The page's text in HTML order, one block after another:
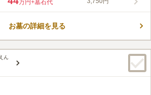
い方でもゆっくりとお参りすることができます。
3.8
前に花屋があるほか、途中のセブンイレブンでは
万円+墓石代
お墓の詳細を見る
ん